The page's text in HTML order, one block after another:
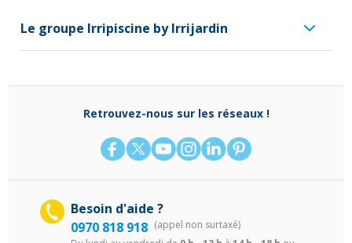
Le groupe Irripiscine by Irrijardin
Retrouvez-nous sur les réseaux !
Besoin d'aide ?
0970 818 918 (appel non surtaxé)